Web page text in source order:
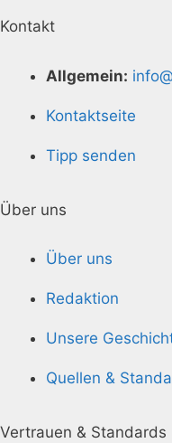
Kontakt
Allgemein:
Kontaktseite
Tipp senden
Über uns
Über uns
Redaktion
Unsere
Quellen &
Vertrauen & Standards